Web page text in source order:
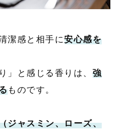
潔感と相手に安心感を
」と感じる香りは、 強
ものです。
ジャスミン、ローズ、